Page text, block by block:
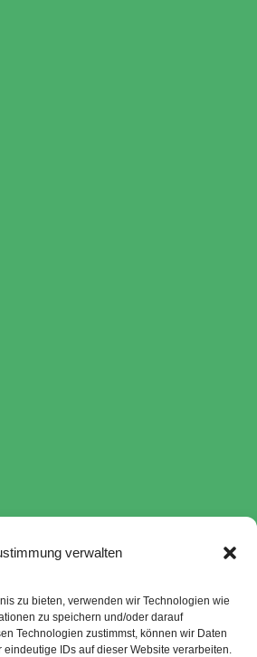
verwalten
zu bieten, verwenden wir Technologien wie
zu speichern und/oder darauf
Technologien zustimmst, können wir Daten
IDs auf dieser Website verarbeiten.